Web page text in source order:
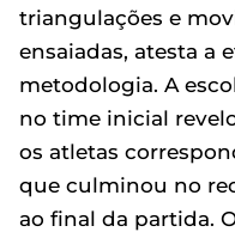
triangulações e
ensaiadas, atesta a
metodologia. A
no time inicial
os atletas
que culminou no
ao final da partida.